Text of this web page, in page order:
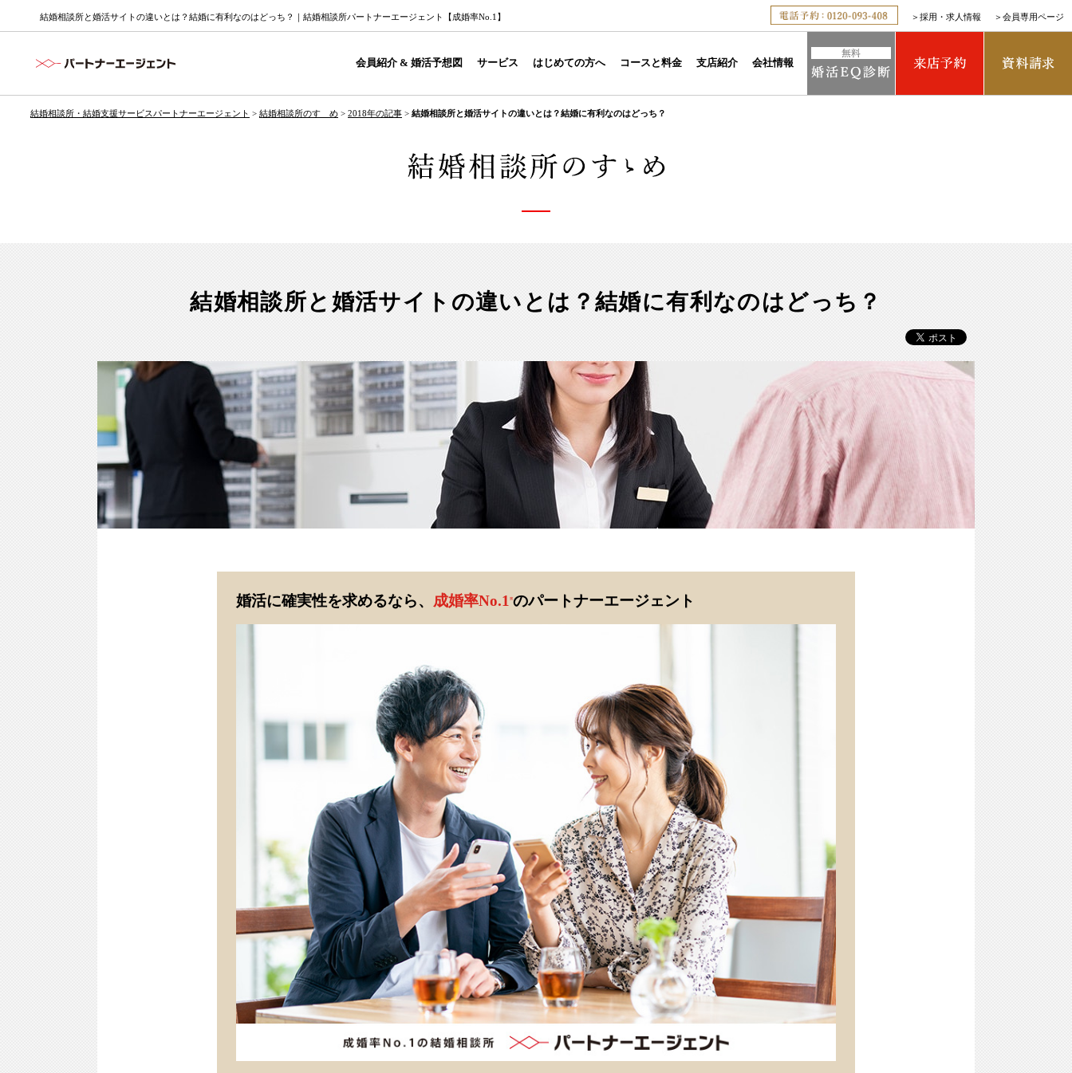
結婚相談所と婚活サイトの違いとは？結婚に有利なのはどっち？｜結婚相談所パートナーエージェント【成婚率No.1】 ＞ 採用・求人情報 ＞ 会員専用ページ
会員紹介 & 婚活予想図 サービス はじめての方へ コースと料金 支店紹介 会社情報
結婚相談所・結婚支援サービスパートナーエージェント > 結婚相談所のすゝめ > 2018年の記事 > 結婚相談所と婚活サイトの違いとは？結婚に有利なのはどっち？
結婚相談所と婚活サイトの違いとは？結婚に有利なのはどっち？
婚活に確実性を求めるなら、 成婚率No.1 ※のパートナーエージェント